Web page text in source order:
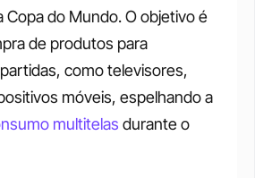
Copa do Mundo. O objetivo é
de produtos para
como televisores,
móveis, espelhando a
multitelas durante o